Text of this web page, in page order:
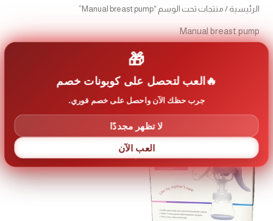
الرئيسية / منتجات تحت الوسم “Manual breast pump”
Manual breast pump
🎁
العب لتحصل على كوبونات خصم
جرب حظك الآن واحصل على خصم فوري.
لا تظهر مجددًا
العب الآن